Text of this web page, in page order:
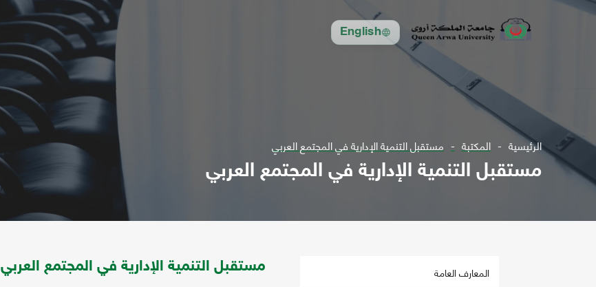
English
الرئيسية المكتبة مستقبل التنمية الإدارية في المجتمع العربي
مستقبل التنمية الإدارية في المجتمع العربي
المعارف العامة
مستقبل التنمية الإدارية في المجتمع العربي